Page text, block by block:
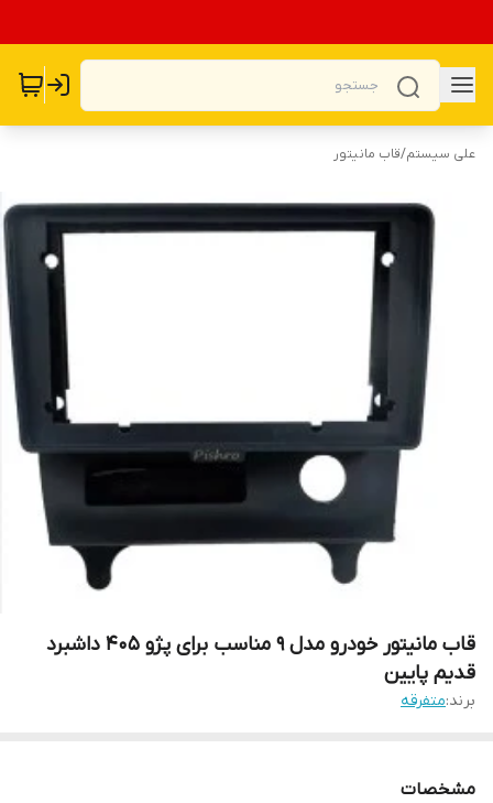
علی سیستم/قاب مانیتور
قاب مانیتور خودرو مدل 9 مناسب برای پژو 405 داشبرد
قدیم پایین
برند:متفرقه
مشخصات